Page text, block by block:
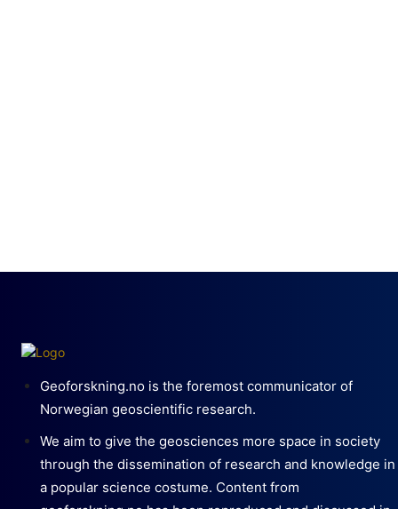
Geoforskning.no is the foremost communicator of
Norwegian geoscientific research.
We aim to give the geosciences more space in society
through the dissemination of research and knowledge in
a popular science costume. Content from